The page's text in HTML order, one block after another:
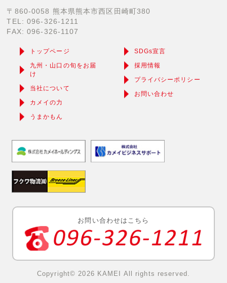
〒860-0058 熊本県熊本市西区田崎町380
TEL: 096-326-1211
FAX: 096-326-1107
トップページ
九州・山口の旬をお届
け
当社について
カメイの力
うまかもん
SDGs宣言
採用情報
プライバシーポリシー
お問い合わせ
お問い合わせはこちら
Copyright© 2026 KAMEI All rights reserved.